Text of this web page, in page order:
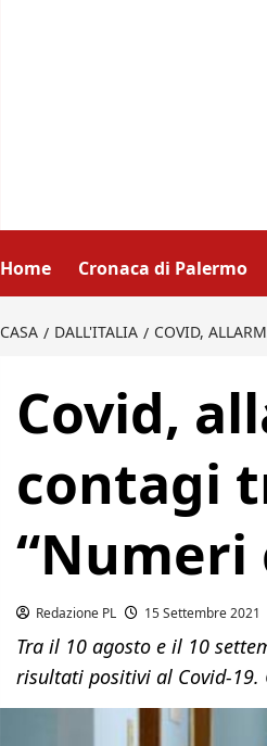
Home Cronaca di Palermo
CASA DALL'ITALIA COVID,
Covid,
contagi
“Numeri
Redazione PL 15 Settembre 2021
Tra il 10 agosto e il 10
risultati positivi al Covid-19.